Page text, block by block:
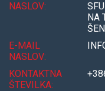
NASLOV:
NA
E-MAIL
NASLOV:
KONTAKTNA
ŠTEVILKA: